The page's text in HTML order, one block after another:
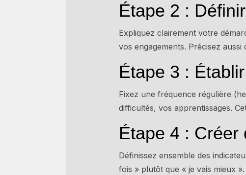
Étape 2 :
Expliquez clairement votre
vos engagements. Précisez
Étape 3 :
Fixez une fréquence régulière
difficultés, vos apprentissages.
Étape 4 : Créer
Définissez ensemble des
fois » plutôt que « je vais mieux